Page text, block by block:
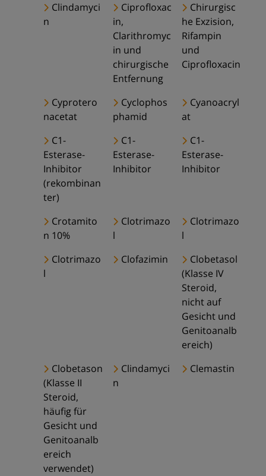
Clindamyci
n
Ciprofloxac
in,
Clarithromyc
in und
chirurgische
Entfernung
Chirurgisc
he Exzision,
Rifampin
und
Ciprofloxacin
Cyprotero
nacetat
Cyclophos
phamid
Cyanoacryl
at
C1-
Esterase-
Inhibitor
(rekombinan
ter)
C1-
Esterase-
Inhibitor
C1-
Esterase-
Inhibitor
Crotamito
n 10%
Clotrimazo
l
Clotrimazo
l
Clotrimazo
l
Clofazimin
Clobetasol
(Klasse IV
Steroid,
nicht auf
Gesicht und
Genitoanalb
ereich)
Clobetason
(Klasse II
Steroid,
häufig für
Gesicht und
Genitoanalb
ereich
verwendet)
Clindamyci
n
Clemastin